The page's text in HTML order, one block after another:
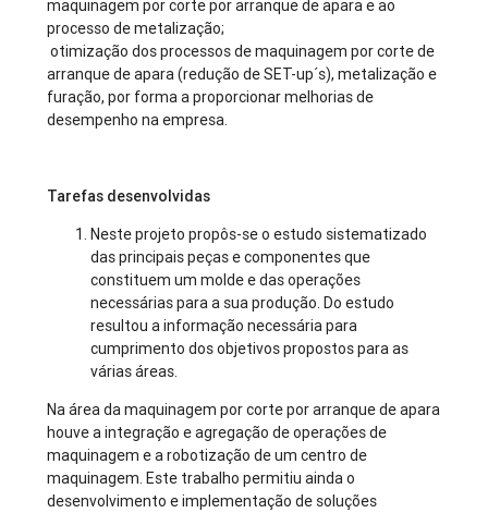
maquinagem por corte por arranque de apara e ao
processo de metalização;
otimização dos processos de maquinagem por corte de
arranque de apara (redução de SET-up´s), metalização e
furação, por forma a proporcionar melhorias de
desempenho na empresa.
Tarefas desenvolvidas
Neste projeto propôs-se o estudo sistematizado
das principais peças e componentes que
constituem um molde e das operações
necessárias para a sua produção. Do estudo
resultou a informação necessária para
cumprimento dos objetivos propostos para as
várias áreas.
Na área da maquinagem por corte por arranque de apara
houve a integração e agregação de operações de
maquinagem e a robotização de um centro de
maquinagem. Este trabalho permitiu ainda o
desenvolvimento e implementação de soluções